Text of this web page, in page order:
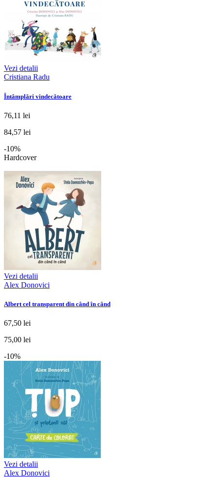
Vezi detalii
Cristiana Radu
Întâmplări vindecătoare
76,11 lei
84,57 lei
-10%
Hardcover
Vezi detalii
Alex Donovici
Albert cel transparent din când în când
67,50 lei
75,00 lei
-10%
Vezi detalii
Alex Donovici